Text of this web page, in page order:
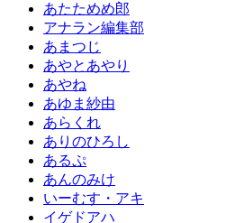
あたためめ郎
アナラン編集部
あまつじ
あやとあやり
あやね
あゆま紗由
あらくれ
ありのひろし
あるぷ
あんのみけ
いーむす・アキ
イゲドアハ